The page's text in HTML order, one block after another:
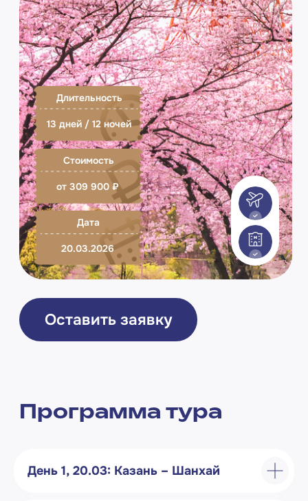
Оставить заявку
13 дней / 12 ночей
от 309 900 ₽
Стоимость
Дата
Программа тура
День 1, 20.03: Казань – Шанхай